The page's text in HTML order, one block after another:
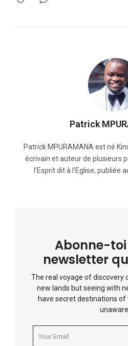
Patrick
Patrick MPURAMANA est né
écrivain et auteur de plusieurs
l’Esprit dit à l’Eglise, publiée
Abonne-
newsletter
The real voyage of discovery
new lands but seeing with
have secret destinations
unaware.